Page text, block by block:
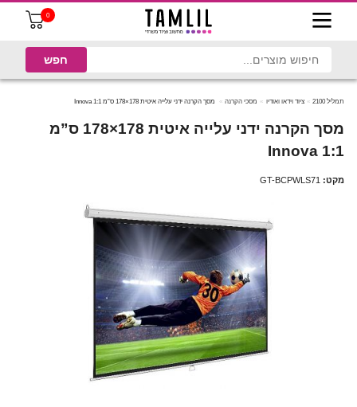
0
תמליל 2100 ציוד וידאו ואודיו מסכי הקרנה מסך הקרנה ידני עלייה איטית 178×178 ס”מ 1:1 Innova
מסך הקרנה ידני עלייה איטית 178×178 ס”מ
1:1 Innova
מקט: GT-BCPWLS71